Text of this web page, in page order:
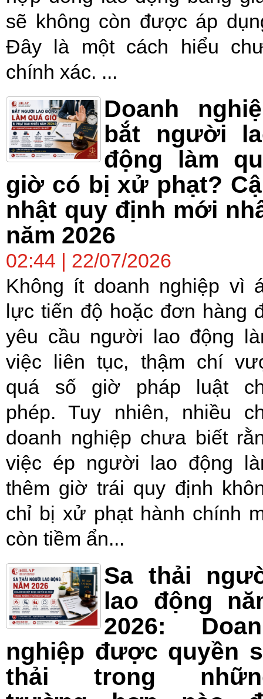
sẽ không còn được áp
Đây là một cách hiểu
chính xác. ...
Doanh
bắt người
động làm
giờ có bị xử phạt?
nhật quy định mới
năm 2026
02:44 | 22/07/2026
Không ít doanh nghiệp vì
lực tiến độ hoặc đơn hàng
yêu cầu người lao động
việc liên tục, thậm chí
quá số giờ pháp luật
phép. Tuy nhiên, nhiều
doanh nghiệp chưa biết
việc ép người lao động
thêm giờ trái quy định
chỉ bị xử phạt hành chính
còn tiềm ẩn...
Sa thải
lao động
2026:
nghiệp được quyền
thải trong